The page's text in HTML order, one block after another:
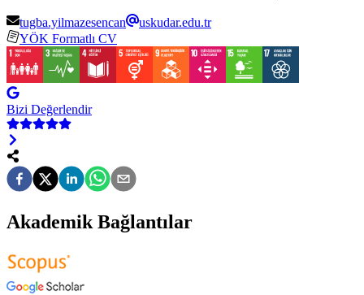
tugba.yilmazesencan
uskudar.edu.tr
YÖK Formatlı CV
Bizi Değerlendir
Akademik Bağlantılar